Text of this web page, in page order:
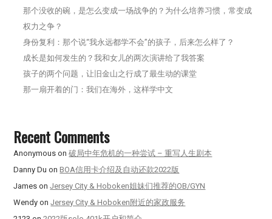
那个没收的碗，是怎么变成一场战争的？为什么培养习惯，常变成
权力之争？
身份复利：那个说“我永远都学不会”的孩子，后来怎么样了？
成长是如何发生的？我和女儿的两次演讲给了我答案
孩子的两个问题，让旧金山之行成了最生动的课堂
那一扇开着的门：我们在海外，这样学中文
Recent Comments
Anonymous on破局中年危机的一种尝试 – 重写人生剧本
Danny Du onBOA信用卡介绍及自动还款2022版
James onJersey City & Hoboken姐妹们推荐的OB/GYN
Wendy onJersey City & Hoboken附近的家政服务